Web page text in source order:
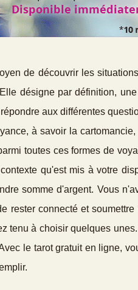
de découvrir les
désigne par définition,
aux différentes
à savoir la
toutes ces formes de
qu'est mis à votre
somme d'argent. Vous
rester connecté et
tenu à choisir quelques
le tarot gratuit en ligne,